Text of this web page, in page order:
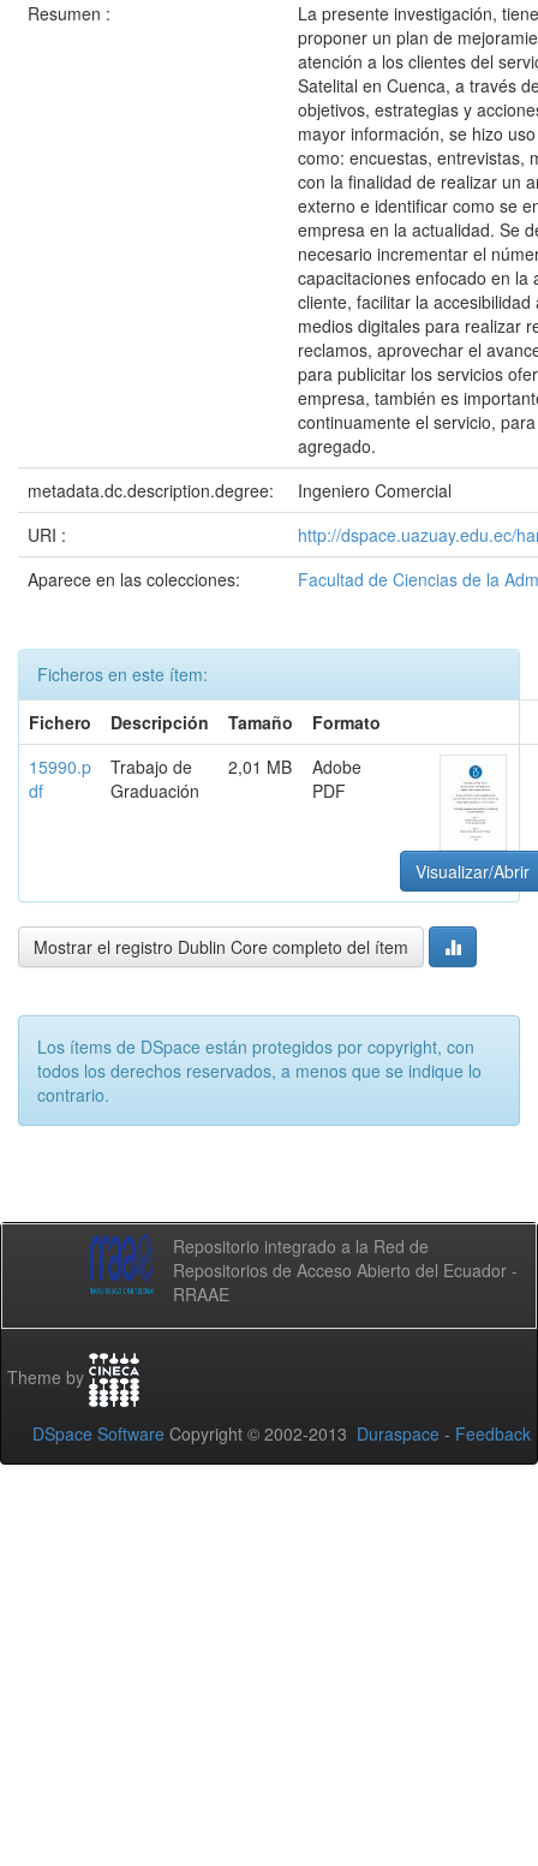
Resumen :
La presente investigación,
proponer un plan de
atención a los clientes del
Satelital en Cuenca, a través
objetivos, estrategias y
mayor información, se hizo
como: encuestas, entrevistas,
con la finalidad de realizar un
externo e identificar como se
empresa en la actualidad. Se
necesario incrementar el
capacitaciones enfocado en la
cliente, facilitar la accesibilidad
medios digitales para realizar
reclamos, aprovechar el
para publicitar los servicios
empresa, también es
continuamente el servicio,
agregado.
metadata.dc.description.degree:
Ingeniero Comercial
URI :
http://dspace.uazuay.edu.ec/
Aparece en las colecciones:
Facultad de Ciencias de la
Ficheros en este ítem:
Fichero
Descripción Tamaño
Formato
15990.p
df
Trabajo de
Graduación
2,01 MB
Adobe
PDF
Visualizar/Abrir
Mostrar el registro Dublin Core completo del ítem
Los ítems de DSpace están protegidos por copyright, con
todos los derechos reservados, a menos que se indique lo
contrario.
Repositorio integrado a la Red de
Repositorios de Acceso Abierto del Ecuador -
RRAAE
Theme by
DSpace Software Copyright © 2002-2013 Duraspace - Feedback